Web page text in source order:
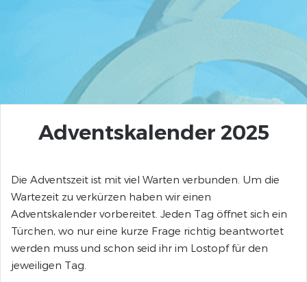
Adventskalender 2025
Die Adventszeit ist mit viel Warten verbunden. Um die
Wartezeit zu verkürzen haben wir einen
Adventskalender vorbereitet. Jeden Tag öffnet sich ein
Türchen, wo nur eine kurze Frage richtig beantwortet
werden muss und schon seid ihr im Lostopf für den
jeweiligen Tag.